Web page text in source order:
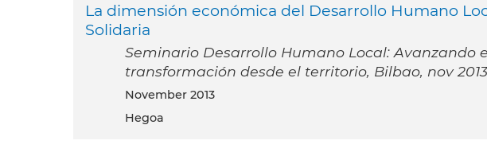
La dimensión económica del Desarrollo Humano
Solidaria
Seminario Desarrollo Humano Local: Avanzando
transformación desde el territorio, Bilbao, nov 2013
November 2013
Hegoa